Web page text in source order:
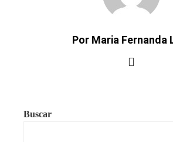
Por Maria Fernanda
Buscar